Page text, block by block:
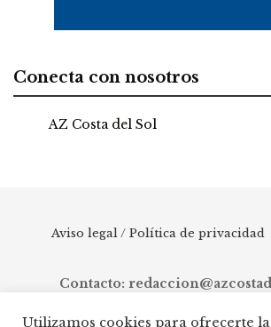
Conecta con nosotros
Aviso legal / Política de privacidad
Contacto:
Utilizamos cookies para ofrecerte